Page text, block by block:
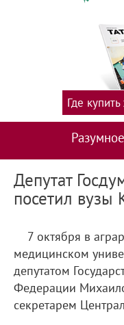
Разумное
Где
Депутат
посетил вузы
7 октября в
медицинском
депутатом
Федерации
секретарем